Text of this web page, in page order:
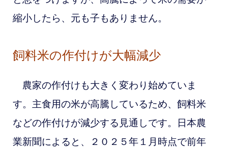
縮小したら、元も子もありません。
飼料米の作付けが大幅減少
農家の作付けも大きく変わり始めていま
す。主食用の米が高騰しているため、飼料米
などの作付けが減少する見通しです。日本農
業新聞によると、２０２５年１月時点で前年